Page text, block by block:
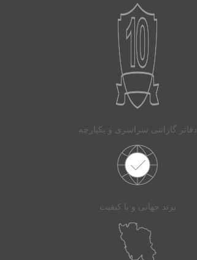
دفاتر گارانتی سراسری و یکپارچه
برند جهانی و با کیفیت